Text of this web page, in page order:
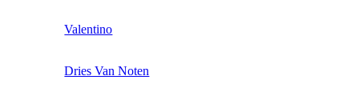
Valentino
Dries Van Noten